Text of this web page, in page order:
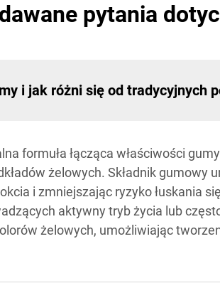
pytania
i jak różni się od tradycyjnych
formuła łącząca właściwości
żelowych. Składnik
i zmniejszając ryzyko łuskania
aktywny tryb życia lub
żelowych, umożliwiając